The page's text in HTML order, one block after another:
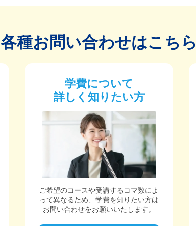
各種お問い合わせはこちら
学費について
詳しく知りたい方
ご希望のコースや受講するコマ数によ
って異なるため、学費を知りたい方は
お問い合わせをお願いいたします。